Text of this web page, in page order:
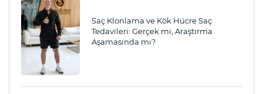
Saç Klonlama ve Kök Hücre Saç
Tedavileri: Gerçek mi, Araştırma
Aşamasında mı?